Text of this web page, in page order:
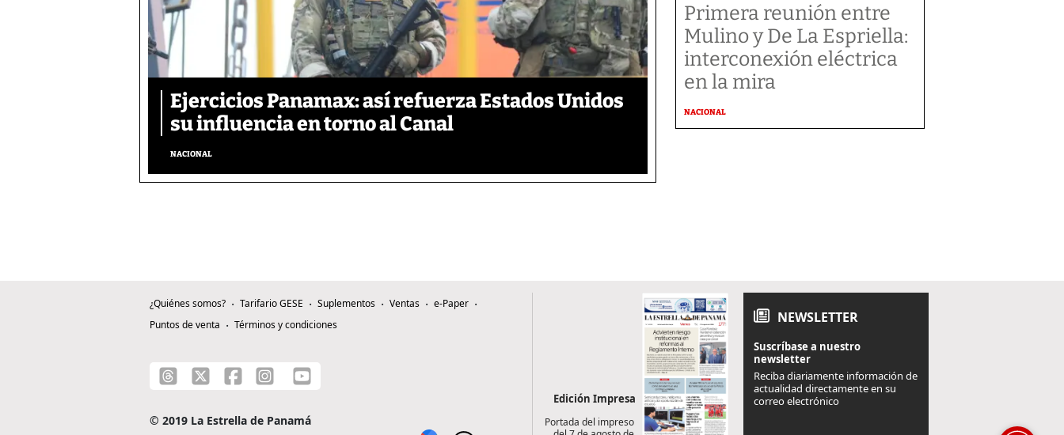
Ejercicios Panamax: así refuerza Estados Unidos
su influencia en torno al Canal
NACIONAL
Primera reunión entre
Mulino y De La Espriella:
interconexión eléctrica
en la mira
NACIONAL
¿Quiénes somos? Tarifario GESE Suplementos Ventas
e-Paper
Puntos de venta
Términos y condiciones
© 2019 La Estrella de Panamá
Edición Impresa
Portada del impreso
NEWSLETTER
Suscríbase a nuestro
newsletter
Reciba diariamente información de
actualidad directamente en su
correo electrónico